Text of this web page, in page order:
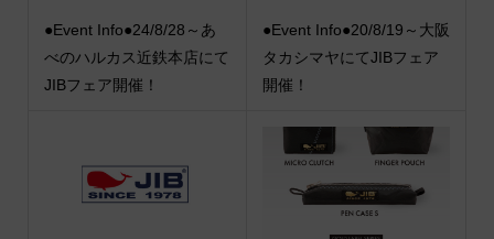
●Event Info●24/8/28～あ
べのハルカス近鉄本店にて
JIBフェア開催！
●Event Info●20/8/19～大阪
タカシマヤにてJIBフェア
開催！